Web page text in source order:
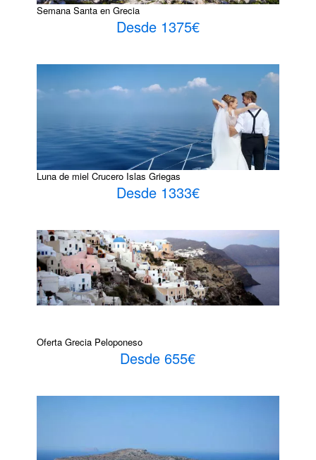
Semana Santa en Grecia
Desde 1375€
Luna de miel Crucero Islas Griegas
Desde 1333€
Oferta Grecia Peloponeso
Desde 655€